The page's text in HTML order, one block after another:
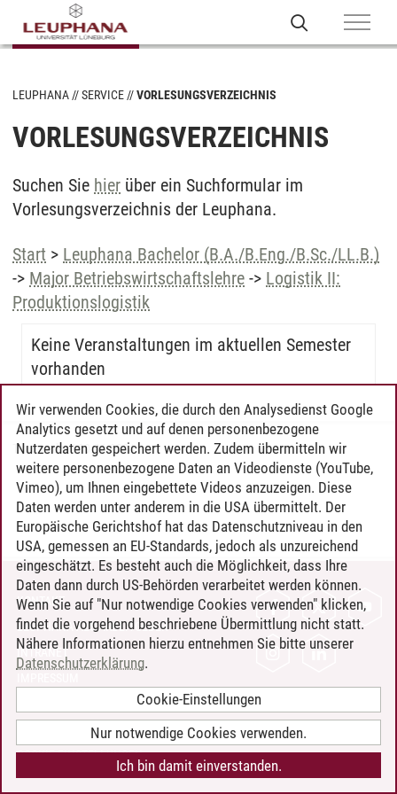
LEUPHANA SERVICE VORLESUNGSVERZEICHNIS
VORLESUNGSVERZEICHNIS
Suchen Sie hier über ein Suchformular im
Vorlesungsverzeichnis der Leuphana.
Start > Leuphana Bachelor (B.A./B.Eng./B.Sc./LL.B.)
-> Major Betriebswirtschaftslehre -> Logistik II:
Produktionslogistik
Keine Veranstaltungen im aktuellen Semester
vorhanden
Timo Leder/30.06.2024
KONTAKT
LEUPHANA ALS ARBEITGEBER
INTRANET
BARRIEREFREIHEIT
COOKIE-EINSTELLUNGEN
Wir verwenden Cookies, die durch den Analysedienst Google
Analytics gesetzt und auf denen personenbezogene
Nutzerdaten gespeichert werden. Zudem übermitteln wir
weitere personenbezogene Daten an Videodienste (YouTube,
Vimeo), um Ihnen eingebettete Videos anzuzeigen. Diese
Daten werden unter anderem in die USA übermittelt. Der
Europäische Gerichtshof hat das Datenschutzniveau in den
USA, gemessen an EU-Standards, jedoch als unzureichend
eingeschätzt. Es besteht auch die Möglichkeit, dass Ihre
Daten dann durch US-Behörden verarbeitet werden können.
Wenn Sie auf "Nur notwendige Cookies verwenden" klicken,
findet die vorgehend beschriebene Übermittlung nicht statt.
Nähere Informationen hierzu entnehmen Sie bitte unserer
Datenschutzerklärung.
Cookie-Einstellungen
Nur notwendige Cookies verwenden.
Ich bin damit einverstanden.